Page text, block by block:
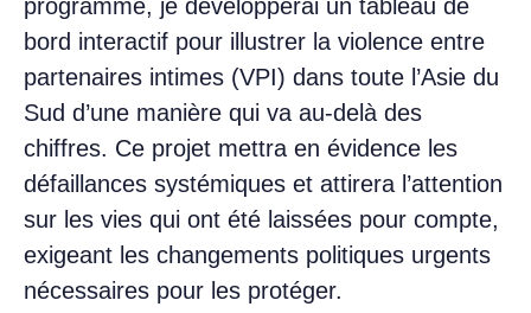
programme, je développerai un tableau de
bord interactif pour illustrer la violence entre
partenaires intimes (VPI) dans toute l’Asie du
Sud d’une manière qui va au-delà des
chiffres. Ce projet mettra en évidence les
défaillances systémiques et attirera l’attention
sur les vies qui ont été laissées pour compte,
exigeant les changements politiques urgents
nécessaires pour les protéger.